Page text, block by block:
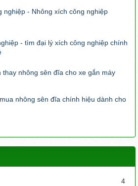
nghiệp - Nhông xích công nghiệp
- tìm đại lý xích công nghiệp chính
thay nhông sên đĩa cho xe gắn máy
nhông sên đĩa chính hiệu dành cho
4